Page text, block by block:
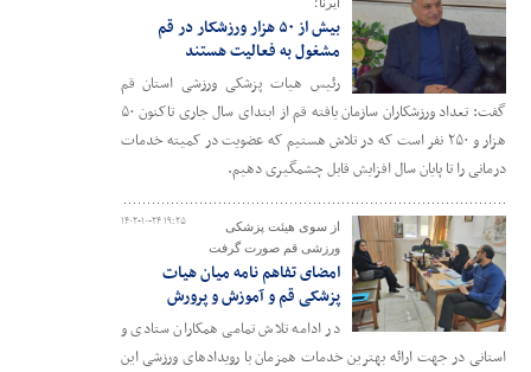
بیش از ۵۰ هزار ورزشکار در قم
مشغول به فعالیت هستند
رئیس هیات پزشکی ورزشی استان قم
گفت: تعداد ورزشکاران سازمان یافته قم از ابتدای سال جاری تاکنون ۵۰
هزار و ۲۵۰ نفر است که در تلاش هستیم که عضویت در کمیته خدمات
درمانی را تا پایان سال افزایش قابل چشمگیری دهیم.
۱۴۰۲-۱۰-۲۴ ۱۹:۲۵
از سوی هیئت پزشکی
ورزشی قم صورت گرفت
امضای تفاهم نامه میان هیات
پزشکی قم و آموزش و پرورش
در ادامه تلاش تمامی همکاران ستادی و
استانی در جهت ارائه بهترین خدمات همزمان با رویدادهای ورزشی این